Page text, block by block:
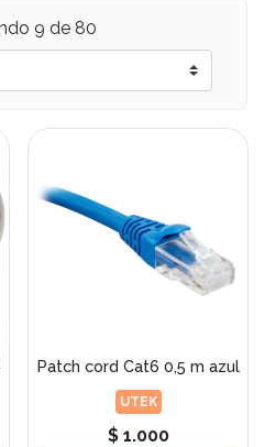
9 de 80
Patch cord Cat6 0,5 m azul
UTEK
$ 1.000